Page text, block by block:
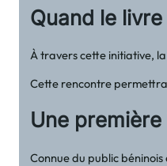
Quand le
À travers cette initiative,
Cette rencontre
Une
Connue du public